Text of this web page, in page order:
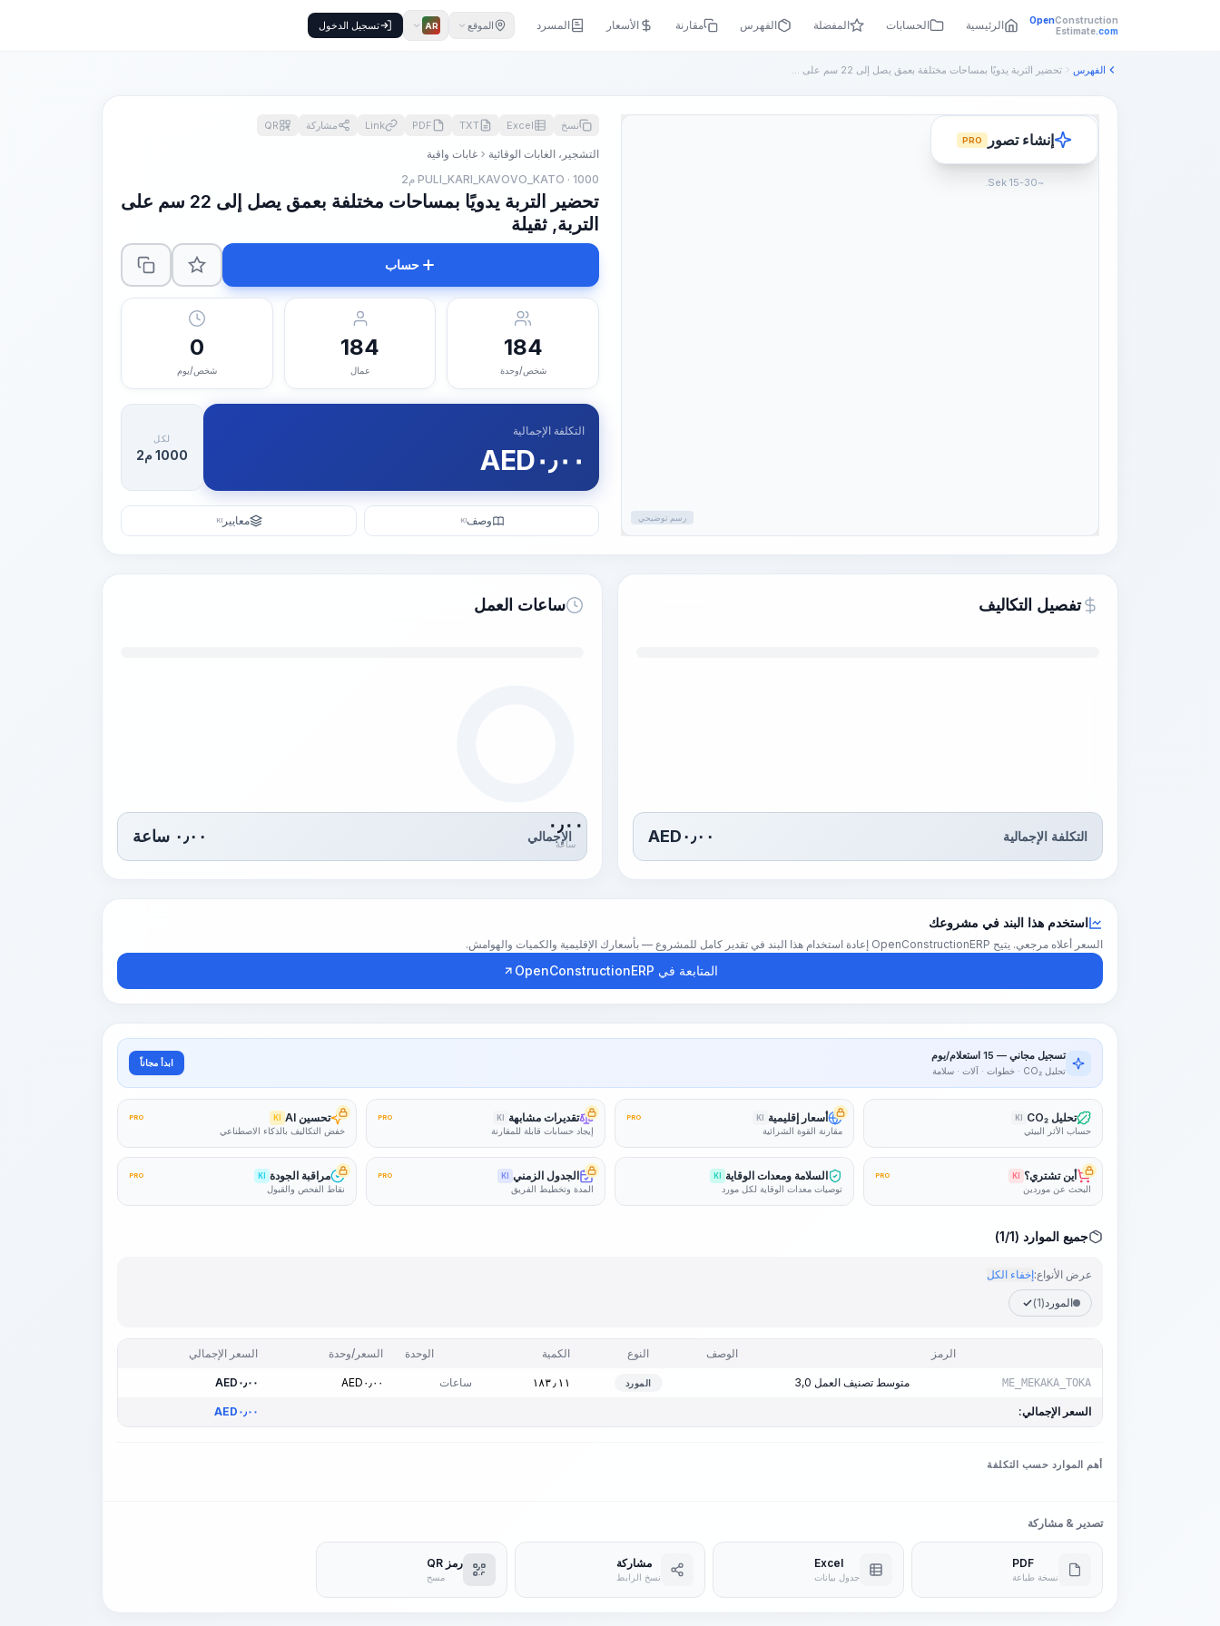
OpenConstruction
Estimate.com الرئيسية الحسابات المفضلة الفهرس مقارنة الأسعار المسرد الموقع AR تسجيل الدخول
الفهرس تحضير التربة يدويًا بمساحات مختلفة بعمق يصل إلى 22 سم على ال...
رسم توضيحي
إنشاء تصور PRO
~15-30 Sek.
نسخ Excel
TXT
PDF
Link مشاركة QR
التشجير، الغابات الوقائية
غابات واقية
PULI_KARI_KAVOVO_KATO · 1000 م2
تحضير التربة يدويًا بمساحات مختلفة بعمق يصل إلى 22 سم على
التربة, ثقيلة
حساب
184
شخص/وحدة
184
عمال
0
شخص/يوم
التكلفة الإجمالية
AED٠٫٠٠
لكل
1000 م2
وصفKI معايير KI
تفصيل التكاليف
التكلفة الإجمالية AED٠٫٠٠
ساعات العمل
٠٫٠٠
ساعة
الإجمالي ٠٫٠٠ ساعة
استخدم هذا البند في مشروعك
السعر أعلاه مرجعي. يتيح OpenConstructionERP إعادة استخدام هذا البند في تقدير كامل للمشروع — بأسعارك الإقليمية والكميات والهوامش.
المتابعة في OpenConstructionERP
تسجيل مجاني — 15 استعلام/يوم
تحليل CO₂ · خطوات · آلات · سلامة
ابدأ مجاناً
تحليل CO₂ KI
حساب الأثر البيئي
أسعار إقليمية KI
PRO
مقارنة القوة الشرائية
تقديرات مشابهة KI
PRO
إيجاد حسابات قابلة للمقارنة
تحسين AI KI
PRO
خفض التكاليف بالذكاء الاصطناعي
أين تشتري؟ KI
PRO
البحث عن موردين
السلامة ومعدات الوقاية KI
توصيات معدات الوقاية لكل مورد
الجدول الزمني KI
PRO
المدة وتخطيط الفريق
مراقبة الجودة KI
PRO
نقاط الفحص والقبول
جميع الموارد (1/1)
عرض الأنواع:إخفاء الكل
المورد(1)
الرمز الوصف النوع الكمية الوحدة السعر/وحدة السعر الإجمالي
ME_MEKAKA_TOKA متوسط تصنيف العمل 3,0 المورد ١٨٣٫١١ ساعات AED ٠٫٠٠ AED ٠٫٠٠
السعر الإجمالي: AED ٠٫٠٠
أهم الموارد حسب التكلفة
تصدير & مشاركة
PDF
نسخة طباعة
Excel
جدول بيانات
مشاركة
نسخ الرابط
رمز QR
مسح